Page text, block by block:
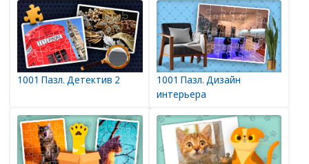
1001 Пазл. Детектив 2
1001 Пазл. Дизайн
интерьера